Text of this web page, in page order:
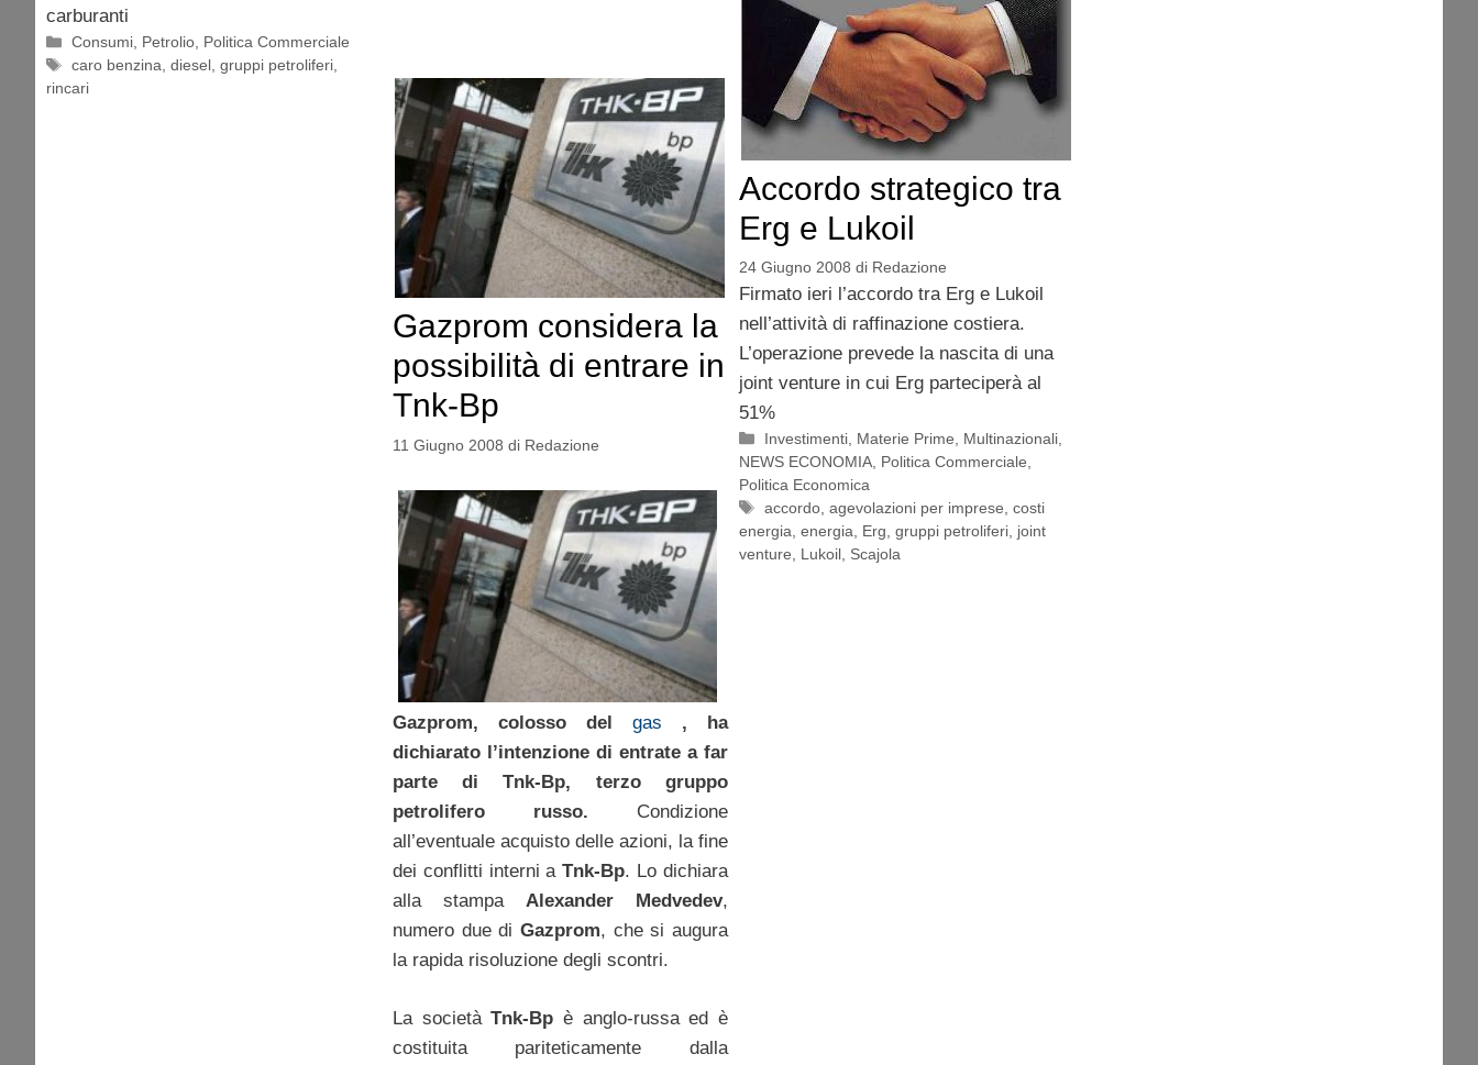
carburanti
Categorie
Consumi, Petrolio, Politica Commerciale
Tag
caro benzina,diesel,gruppi petroliferi,
rincari
Accordo strategico tra
Erg e Lukoil
24 Giugno 2008 di Redazione
Firmato ieri l’accordo tra Erg e Lukoil
nell’attività di raffinazione costiera.
L’operazione prevede la nascita di una
joint venture in cui Erg parteciperà al
51%
Categorie
Investimenti Materie Prime Multinazionali
NEWS ECONOMIA, Politica Commerciale
Politica Economica
Tag
accordo ,agevolazioni per imprese ,costi
energia energia Erg gruppi petroliferi, joint
venture
Lukoil, Scajola
Gazprom considera la
possibilità di entrare in
Tnk-Bp
11 Giugno 2008 di Redazione
Gazprom, colosso del gas , ha
dichiarato l’intenzione di entrate a far
parte di Tnk-Bp, terzo gruppo
petrolifero russo. Condizione
all’eventuale acquisto delle azioni, la fine
dei conflitti interni aTnk-Bp. Lo dichiara
alla stampa Alexander Medvedev,
numero due di Gazprom, che si augura
la rapida risoluzione degli scontri.
La societàTnk-Bp è anglo-russa ed è
costituita pariteticamente dalla